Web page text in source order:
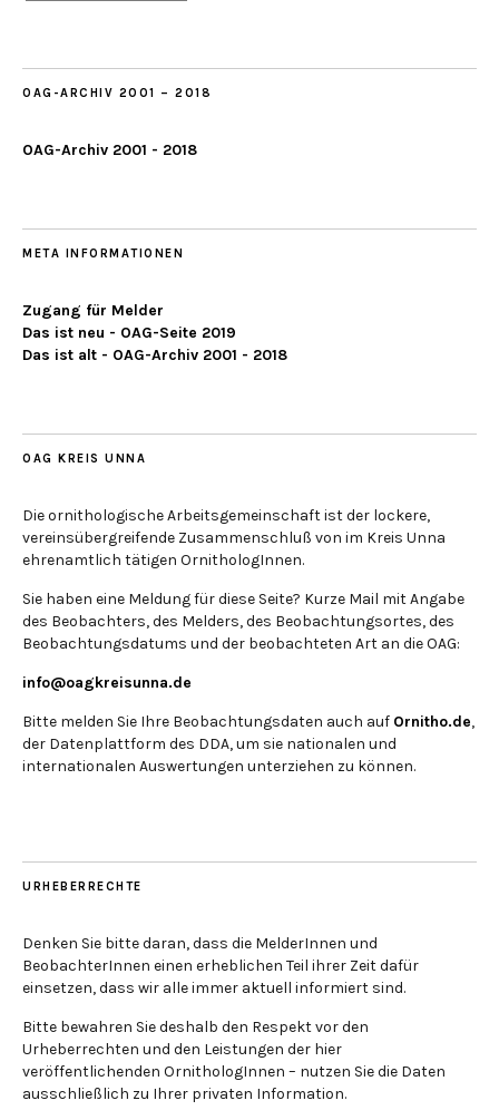
OAG-ARCHIV 2001 – 2018
OAG-Archiv 2001 - 2018
META INFORMATIONEN
Zugang für Melder
Das ist neu - OAG-Seite 2019
Das ist alt - OAG-Archiv 2001 - 2018
OAG KREIS UNNA
Die ornithologische Arbeitsgemeinschaft ist der lockere,
vereinsübergreifende Zusammenschluß von im Kreis Unna
ehrenamtlich tätigen OrnithologInnen.
Sie haben eine Meldung für diese Seite? Kurze Mail mit Angabe
des Beobachters, des Melders, des Beobachtungsortes, des
Beobachtungsdatums und der beobachteten Art an die OAG:
info@oagkreisunna.de
Bitte melden Sie Ihre Beobachtungsdaten auch auf Ornitho.de,
der Datenplattform des DDA, um sie nationalen und
internationalen Auswertungen unterziehen zu können.
URHEBERRECHTE
Denken Sie bitte daran, dass die MelderInnen und
BeobachterInnen einen erheblichen Teil ihrer Zeit dafür
einsetzen, dass wir alle immer aktuell informiert sind.
Bitte bewahren Sie deshalb den Respekt vor den
Urheberrechten und den Leistungen der hier
veröffentlichenden OrnithologInnen – nutzen Sie die Daten
ausschließlich zu Ihrer privaten Information.